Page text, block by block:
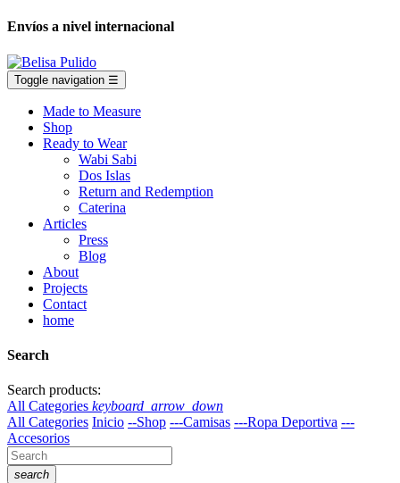
Envíos a nivel internacional
Toggle navigation ☰
Made to Measure
Shop
Ready to Wear
Wabi Sabi
Dos Islas
Return and Redemption
Caterina
Articles
Press
Blog
About
Projects
Contact
home
Search
Search products:
All Categories keyboard_arrow_down
All Categories Inicio --Shop ---Camisas ---Ropa Deportiva ---
Accesorios
search